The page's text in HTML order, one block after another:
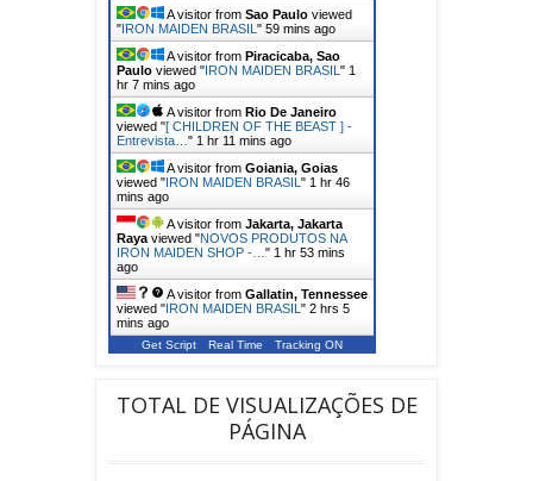
A visitor from Sao Paulo viewed
" IRON MAIDEN BRASIL " 59 mins ago
A visitor from Piracicaba, Sao
Paulo viewed " IRON MAIDEN BRASIL " 1
hr 7 mins ago
A visitor from Rio De Janeiro
viewed "[ CHILDREN OF THE BEAST ] -
Entrevista… " 1 hr 11 mins ago
A visitor from Goiania, Goias
viewed " IRON MAIDEN BRASIL " 1 hr 46
mins ago
A visitor from Jakarta, Jakarta
Raya viewed "NOVOS PRODUTOS NA
IRON MAIDEN SHOP -… " 1 hr 53 mins
ago
A visitor from Gallatin, Tennessee
viewed " IRON MAIDEN BRASIL " 2 hrs 5
mins ago
Get Script Real Time Tracking ON
TOTAL DE VISUALIZAÇÕES DE
PÁGINA